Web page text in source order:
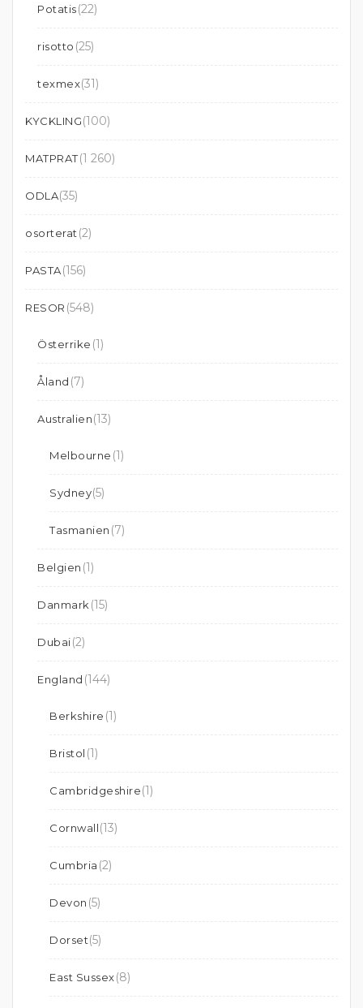
Potatis(22)
risotto (25)
texmex(31)
KYCKLING(100)
MATPRAT(1 260)
ODLA(35)
osorterat (2)
PASTA(156)
RESOR (548)
Österrike (1)
Åland (7)
Australien(13)
Melbourne (1)
Sydney(5)
Tasmanien (7)
Belgien (1)
Danmark (15)
Dubai(2)
England (144)
Berkshire (1)
Bristol (1)
Cambridgeshire(1)
Cornwall(13)
Cumbria (2)
Devon (5)
Dorset(5)
East Sussex(8)